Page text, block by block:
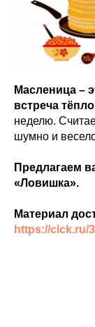
Масленица –
встреча
неделю.
шумно и
Предлагаем
«Ловишка».
Материал
https://clck.ru/